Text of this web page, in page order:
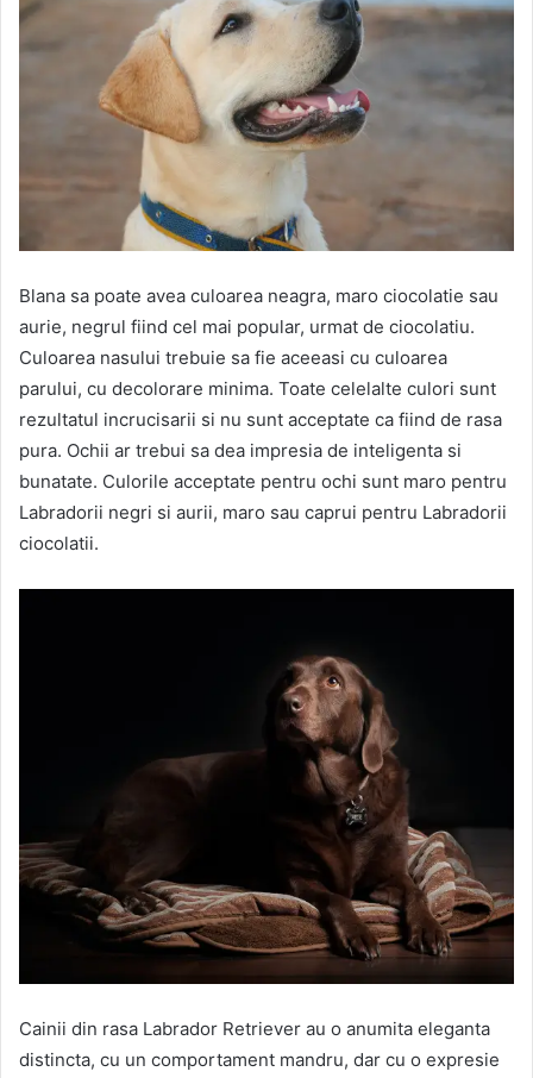
Blana sa poate avea culoarea neagra, maro ciocolatie sau
aurie, negrul fiind cel mai popular, urmat de ciocolatiu.
Culoarea nasului trebuie sa fie aceeasi cu culoarea
parului, cu decolorare minima. Toate celelalte culori sunt
rezultatul incrucisarii si nu sunt acceptate ca fiind de rasa
pura. Ochii ar trebui sa dea impresia de inteligenta si
bunatate. Culorile acceptate pentru ochi sunt maro pentru
Labradorii negri si aurii, maro sau caprui pentru Labradorii
ciocolatii.
Cainii din rasa Labrador Retriever au o anumita eleganta
distincta, cu un comportament mandru, dar cu o expresie